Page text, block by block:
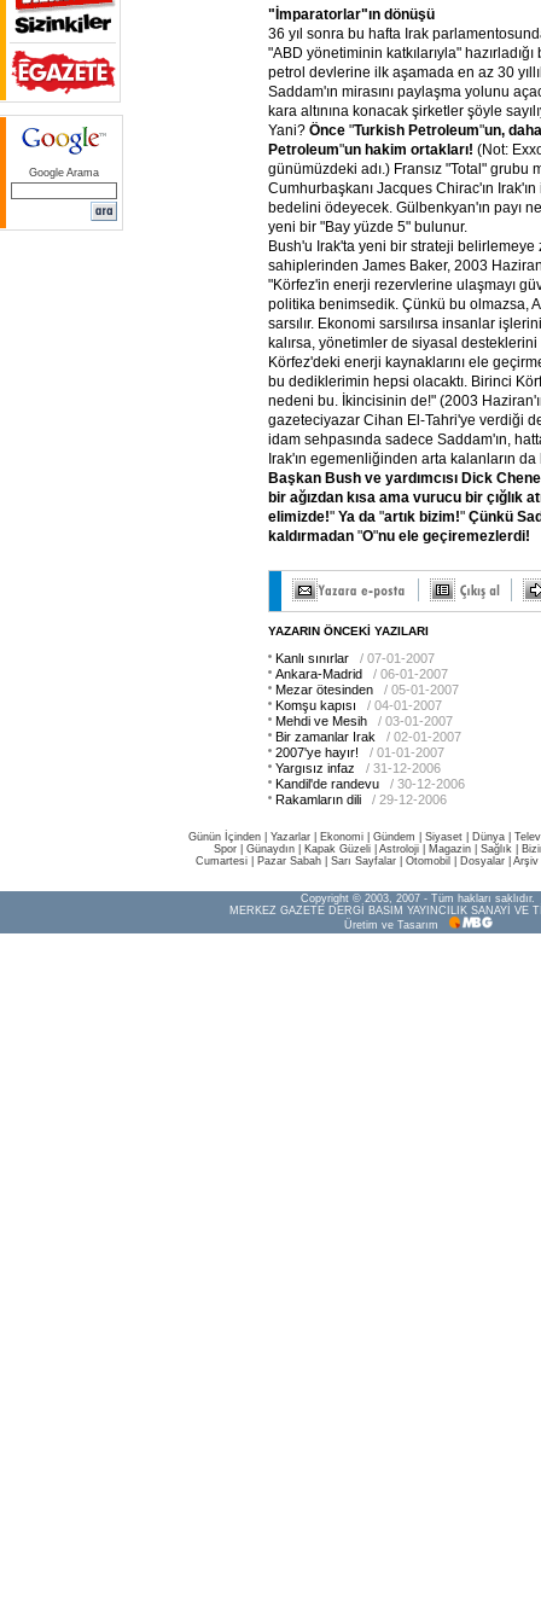
Google Arama
"İmparatorlar"ın dönüşü
36 yıl sonra bu hafta Irak
"ABD yönetiminin katkılarıyla" hazırladığı
petrol devlerine ilk aşamada en az 30
Saddam'ın mirasını paylaşma yolunu
kara altınına konacak şirketler şöyle
Yani? Önce "Turkish Petroleum"un, daha
Petroleum"un hakim ortakları! (Not:
günümüzdeki adı.) Fransız "Total" grubu
Cumhurbaşkanı Jacques Chirac'ın Irak'ın
bedelini ödeyecek. Gülbenkyan'ın payı
yeni bir "Bay yüzde 5" bulunur.
Bush'u Irak'ta yeni bir strateji
sahiplerinden James Baker, 2003
"Körfez'in enerji rezervlerine ulaşmayı
politika benimsedik. Çünkü bu olmazsa,
sarsılır. Ekonomi sarsılırsa insanlar
kalırsa, yönetimler de siyasal desteklerini
Körfez'deki enerji kaynaklarını ele
bu dediklerimin hepsi olacaktı. Birinci
nedeni bu. İkincisinin de!" (2003
gazeteciyazar Cihan El-Tahri'ye verdiği
idam sehpasında sadece Saddam'ın,
Irak'ın egemenliğinden arta kalanların da
Başkan Bush ve yardımcısı Dick
bir ağızdan kısa ama vurucu bir çığlık
elimizde!" Ya da "artık bizim!" Çünkü
kaldırmadan "O"nu ele geçiremezlerdi!
YAZARIN ÖNCEKİ YAZILARI
Kanlı sınırlar
/ 07-01-2007
Ankara-Madrid
/ 06-01-2007
Mezar ötesinden
/ 05-01-2007
Komşu kapısı
/ 04-01-2007
Mehdi ve Mesih
/ 03-01-2007
Bir zamanlar Irak
/ 02-01-2007
2007'ye hayır!
/ 01-01-2007
Yargısız infaz
/ 31-12-2006
Kandil'de randevu
/ 30-12-2006
Rakamların dili
/ 29-12-2006
Günün İçinden Yazarlar Ekonomi Gündem Siyaset Dünya |
Spor
Günaydın Kapak Güzeli Astroloji Magazin Sağlık
Cumartesi
Pazar Sabah Sarı Sayfalar Otomobil Dosyalar Arşiv
Copyright © 2003, 2007 - Tüm hakları saklıdır.
MERKEZ GAZETE DERGİ BASIM YAYINCILIK SANAYİ VE
Üretim ve Tasarım